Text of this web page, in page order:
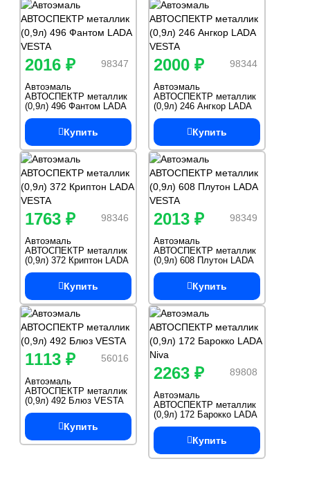
98347
2016 ₽
Автоэмаль
АВТОСПЕКТР металлик
(0,9л) 496 Фантом LADA
VESTA
Купить
98344
2000 ₽
Автоэмаль
АВТОСПЕКТР металлик
(0,9л) 246 Ангкор LADA
VESTA
Купить
98346
1763 ₽
Автоэмаль
АВТОСПЕКТР металлик
(0,9л) 372 Криптон LADA
VESTA
Купить
98349
2013 ₽
Автоэмаль
АВТОСПЕКТР металлик
(0,9л) 608 Плутон LADA
VESTA
Купить
56016
1113 ₽
Автоэмаль
АВТОСПЕКТР металлик
(0,9л) 492 Блюз VESTA
Купить
89808
2263 ₽
Автоэмаль
АВТОСПЕКТР металлик
(0,9л) 172 Барокко LADA
Niva
Купить